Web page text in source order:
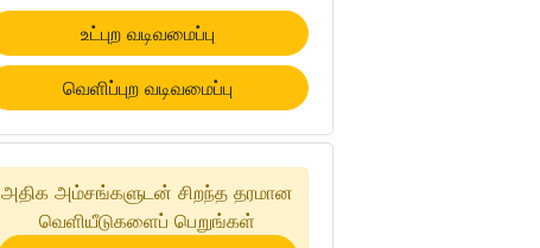
உட்புற வடிவமைப்பு
வெளிப்புற வடிவமைப்பு
அதிக அம்சங்களுடன் சிறந்த தரமான
வெளியீடுகளைப் பெறுங்கள்